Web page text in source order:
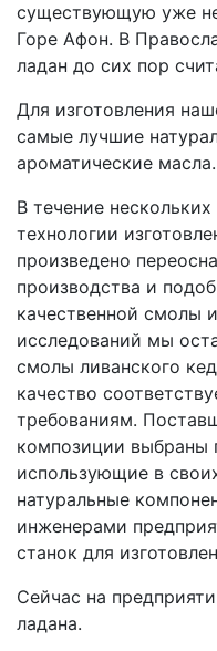
существующую уже
Горе Афон. В
ладан до сих пор
Для изготовления
самые лучшие
ароматические масла.
В течение
технологии
произведено
производства и
качественной смолы
исследований мы
смолы ливанского
качество
требованиям.
композиции выбраны
использующие в
натуральные
инженерами
станок для
Сейчас на
ладана.